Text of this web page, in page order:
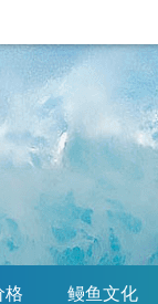
格 鳗鱼文化